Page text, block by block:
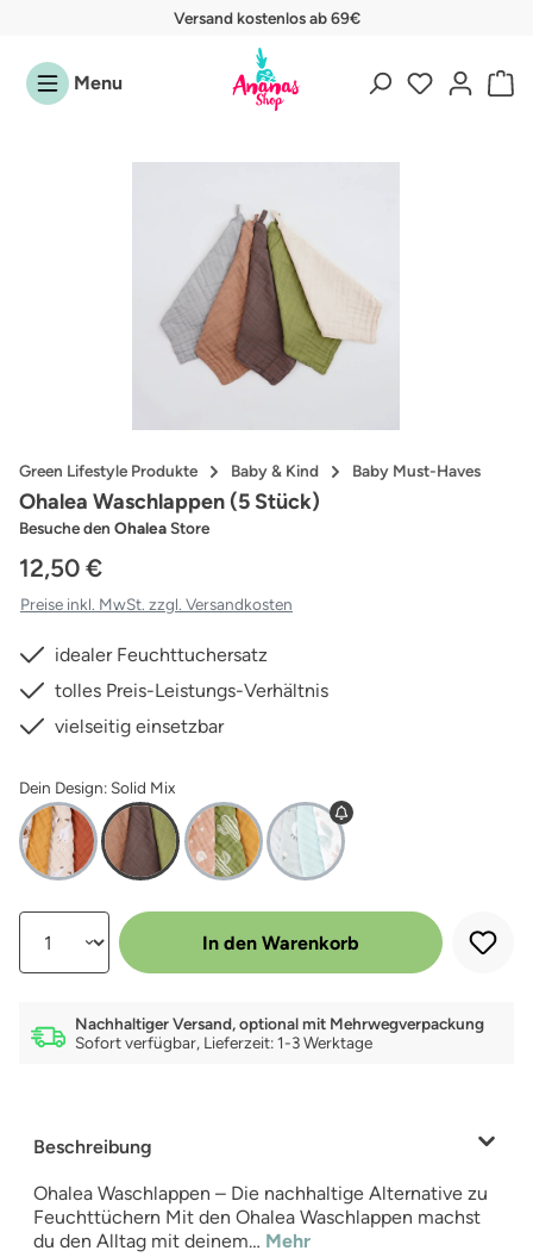
Zum Hauptinhalt springenVersand kostenlos ab 69€
Menu
Green Lifestyle Produkte Baby & Kind Baby Must-Haves
Ohalea Waschlappen (5 Stück)
Besuche den OhaleaStore
12,50 €
Preise inkl. MwSt. zzgl. Versandkosten
idealer Feuchttuchersatz
tolles Preis-Leistungs-Verhältnis
vielseitig einsetzbar
Dein Design: Solid Mix
Produkt Anzahl: Gib den gewünschten Wert ein oder benutze die
In den Warenkorb
Nachhaltiger Versand, optional mit Mehrwegverpackung
Sofort verfügbar, Lieferzeit: 1-3 Werktage
Beschreibung
Ohalea Waschlappen – Die nachhaltige Alternative zu
Feuchttüchern Mit den Ohalea Waschlappen machst
du den Alltag mit deinem… Mehr